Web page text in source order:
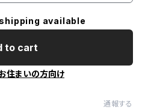
available
to cart
住まいの方向け
通報する